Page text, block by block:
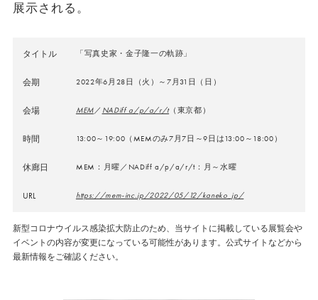
展⽰される。
タイトル 「写真史家・⾦⼦隆⼀の軌跡」
会期 2022年6月28日（火）～7月31日（日）
会場 MEM／ NADiff a/p/a/r/t（東京都）
時間 13:00～19:00（MEMのみ7⽉7⽇～9⽇は13:00～18:00）
休廊日 MEM：月曜／NADiff a/p/a/r/t：月～水曜
URL https://mem-inc.jp/2022/05/12/kaneko_jp/
新型コロナウイルス感染拡大防止のため、当サイトに掲載している展覧会や
イベントの内容が変更になっている可能性があります。公式サイトなどから
最新情報をご確認ください。